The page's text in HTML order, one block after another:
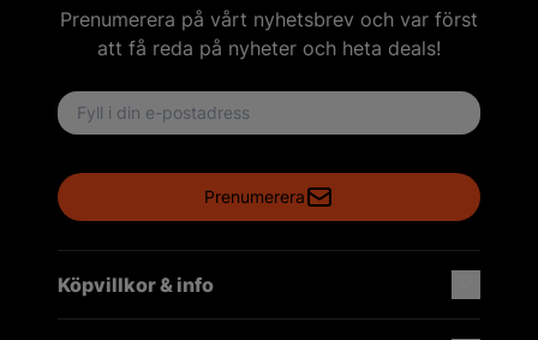
Prenumerera på vårt nyhetsbrev och var först
att få reda på nyheter och heta deals!
Email address
Prenumerera
Köpvillkor & info